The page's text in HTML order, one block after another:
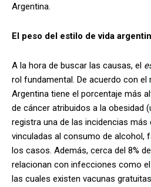
Argentina.
El peso del estilo de vida
A la hora de buscar las causas, el
rol fundamental. De acuerdo con el
Argentina tiene el porcentaje más
de cáncer atribuidos a la obesidad
registra una de las incidencias más
vinculadas al consumo de alcohol,
los casos. Además, cerca del 8%
relacionan con infecciones como
las cuales existen vacunas